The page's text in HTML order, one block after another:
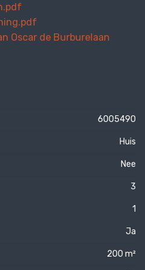
Oscar de Burburelaan
6005490
Huis
Nee
3
1
Ja
200 m²